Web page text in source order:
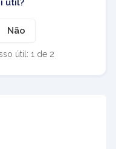
útil?
Não
útil: 1 de 2